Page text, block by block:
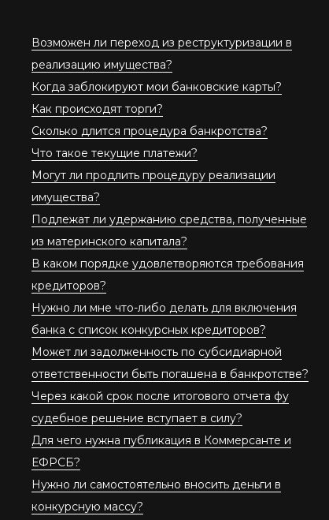
Возможен ли переход из реструктуризации в
реализацию имущества?
Когда заблокируют мои банковские карты?
Как происходят торги?
Сколько длится процедура банкротства?
Что такое текущие платежи?
Могут ли продлить процедуру реализации
имущества?
Подлежат ли удержанию средства, полученные
из материнского капитала?
В каком порядке удовлетворяются требования
кредиторов?
Нужно ли мне что-либо делать для включения
банка с список конкурсных кредиторов?
Может ли задолженность по субсидиарной
ответственности быть погашена в банкротстве?
Через какой срок после итогового отчета фу
судебное решение вступает в силу?
Для чего нужна публикация в Коммерсанте и
ЕФРСБ?
Нужно ли самостоятельно вносить деньги в
конкурсную массу?